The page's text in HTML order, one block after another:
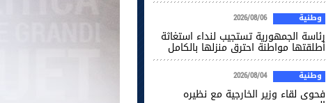
وطنية 2026/08/06
رئاسة الجمهورية تستجيب لنداء استغاثة
أطلقتها مواطنة احترق منزلها بالكامل
وطنية 2026/08/04
فحوى لقاء وزير الخارجية مع نظيره